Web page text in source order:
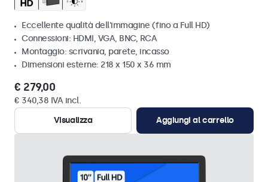
Eccellente qualità dell'immagine (fino a Full HD)
Connessioni: HDMI, VGA, BNC, RCA
Montaggio: scrivania, parete, incasso
Dimensioni esterne: 218 x 150 x 36 mm
€ 279,00
€ 340,38 IVA incl.
Visualizza
Aggiungi al carrello